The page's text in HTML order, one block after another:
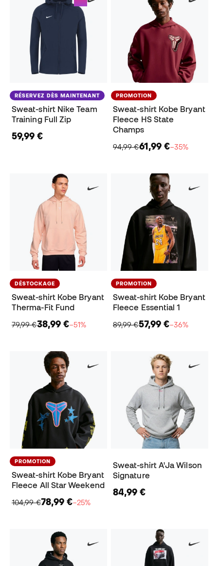
RÉSERVEZ DÈS MAINTENANT
Sweat-shirt Nike Team
Training Full Zip
59,99 €
PROMOTION
Sweat-shirt Kobe Bryant
Fleece HS State
Champs
94,99 €61,99 €−35%
DÉSTOCKAGE
Sweat-shirt Kobe Bryant
Therma-Fit Fund
79,99 €38,99 €−51%
PROMOTION
Sweat-shirt Kobe Bryant
Fleece Essential 1
89,99 €57,99 €−36%
PROMOTION
Sweat-shirt Kobe Bryant
Fleece All Star Weekend
104,99 €78,99 €−25%
Sweat-shirt A'Ja Wilson
Signature
84,99 €